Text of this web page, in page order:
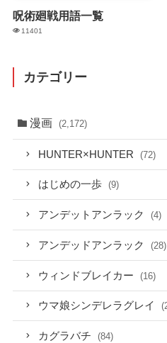
呪術廻戦用語一覧
11401
カテゴリー
漫画 (2,172)
HUNTER×HUNTER (72)
はじめの一歩 (9)
アンデットアンラック (4)
アンデッドアンラック (28)
ウィンドブレイカー (16)
ウマ娘シンデレラグレイ
カグラバチ (84)